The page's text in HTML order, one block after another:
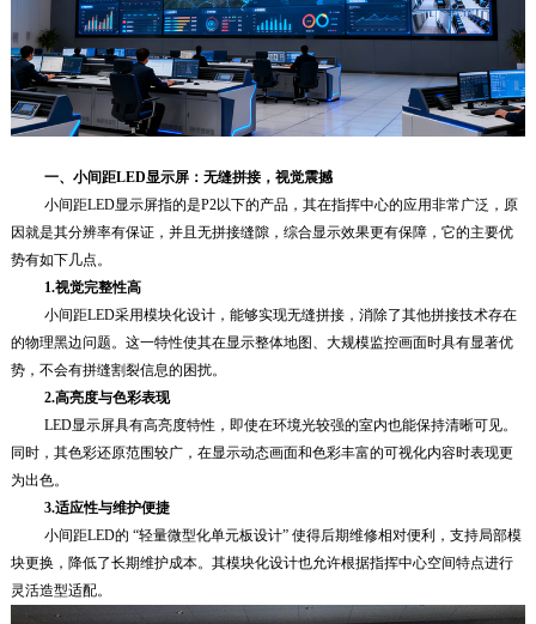
一、 小间距LED显示屏：无缝拼接，视觉震撼
小间距LED显示屏指的是P2以下的产品，其在指挥中心的应用非常广泛，原
因就是其分辨率有保证，并且无拼接缝隙，综合显示效果更有保障，它的主要优
势有如下几点。
1.视觉完整性高
小间距LED采用模块化设计，能够实现无缝拼接，消除了其他拼接技术存在
的物理黑边问题。这一特性使其在显示整体地图、大规模监控画面时具有显著优
势，不会有拼缝割裂信息的困扰。
2.高亮度与色彩表现
LED显示屏具有高亮度特性，即使在环境光较强的室内也能保持清晰可见。
同时，其色彩还原范围较广，在显示动态画面和色彩丰富的可视化内容时表现更
为出色。
3.适应性与维护便捷
小间距LED的 “轻量微型化单元板设计” 使得后期维修相对便利，支持局部模
块更换，降低了长期维护成本。其模块化设计也允许根据指挥中心空间特点进行
灵活造型适配。